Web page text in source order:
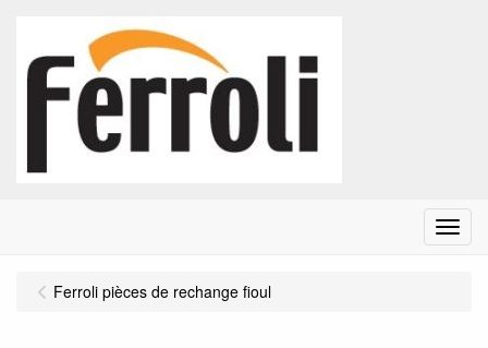
Menu
Ferroli pièces de rechange fioul